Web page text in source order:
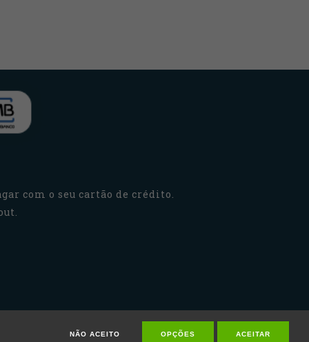
NÃO ACEITO OPÇÕES ACEITAR
com o seu cartão de crédito.